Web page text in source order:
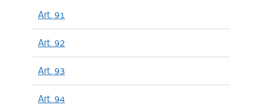
Art. 91
Art. 92
Art. 93
Art. 94